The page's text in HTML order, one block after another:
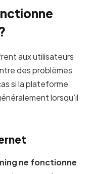
aux utilisateurs
des problèmes
si la plateforme
lorsqu’il
ne fonctionne